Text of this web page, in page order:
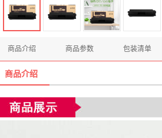
商品介绍 商品参数 包装清单
商品介绍